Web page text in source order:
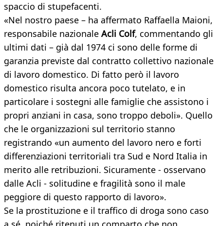
spaccio di stupefacenti.
«Nel nostro paese – ha affermato Raffaella Maioni,
responsabile nazionale Acli Colf, commentando gli
ultimi dati – già dal 1974 ci sono delle forme di
garanzia previste dal contratto collettivo nazionale
di lavoro domestico. Di fatto però il lavoro
domestico risulta ancora poco tutelato, e in
particolare i sostegni alle famiglie che assistono i
propri anziani in casa, sono troppo deboli». Quello
che le organizzazioni sul territorio stanno
registrando «un aumento del lavoro nero e forti
differenziazioni territoriali tra Sud e Nord Italia in
merito alle retribuzioni. Sicuramente - osservano
dalle Acli - solitudine e fragilità sono il male
peggiore di questo rapporto di lavoro».
Se la prostituzione e il traffico di droga sono caso